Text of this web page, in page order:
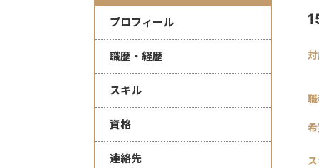
プロフィール
職歴・経歴
スキル
資格
連絡先